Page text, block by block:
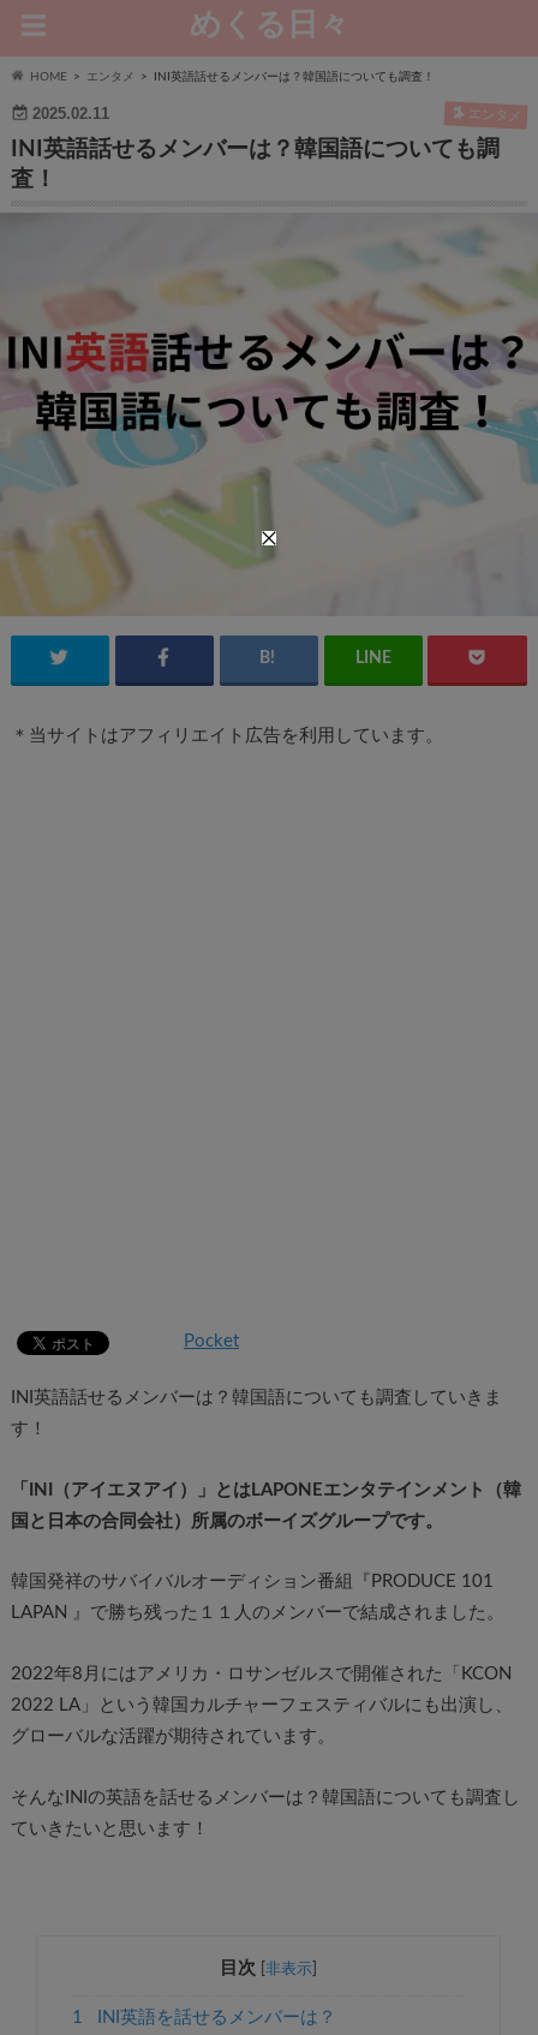
めくる日々
HOME エンタメ INI英語話せるメンバーは？韓国語についても調査！
2025.02.11 エンタメ
INI英語話せるメンバーは？韓国語についても調
査！
＊当サイトはアフィリエイト広告を利用しています。
Pocket
INI英語話せるメンバーは？韓国語についても調査していきま
す！
「INI（アイエヌアイ）」とはLAPONEエンタテインメント（韓
国と日本の合同会社）所属のボーイズグループです。
韓国発祥のサバイバルオーディション番組『PRODUCE 101
LAPAN 』で勝ち残った１１人のメンバーで結成されました。
2022年8月にはアメリカ・ロサンゼルスで開催された「KCON
2022 LA」という韓国カルチャーフェスティバルにも出演し、
グローバルな活躍が期待されています。
そんなINIの英語を話せるメンバーは？韓国語についても調査し
ていきたいと思います！
目次 [非表示
1 INI英語を話せるメンバーは？